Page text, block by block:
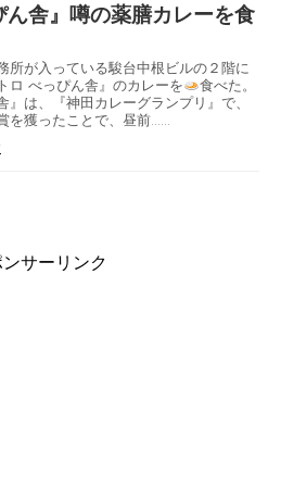
ん舎』噂の薬膳カレーを食
所が入っている駿台中根ビルの２階に
ロ べっぴん舎』のカレーを
食べた。
』は、『神田カレーグランプリ』で、
を獲ったことで、昼前……
サーリンク